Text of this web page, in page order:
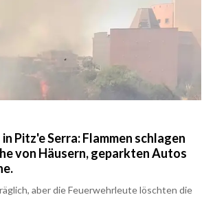
Pitz'e Serra: Flammen schlagen
von Häusern, geparkten Autos
aber die Feuerwehrleute löschten die